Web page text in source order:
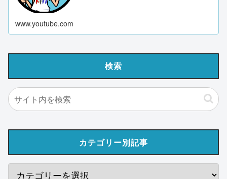
www.youtube.com
検索
カテゴリー別記事